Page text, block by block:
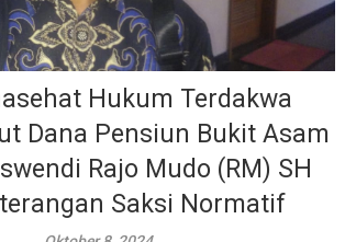
Hukum Terdakwa
Dana Pensiun Bukit Asam
Rajo Mudo (RM) SH
Saksi Normatif